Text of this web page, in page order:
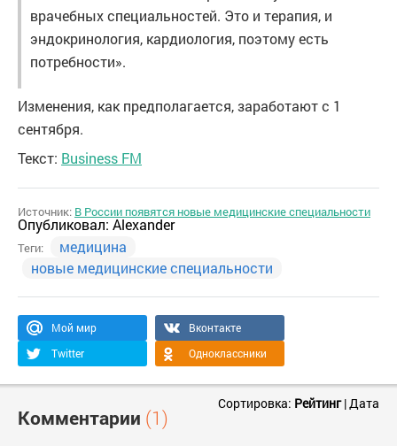
врачебных специальностей. Это и терапия, и
эндокринология, кардиология, поэтому есть
потребности».
Изменения, как предполагается, заработают с 1
сентября.
Текст: Business FM
Источник: В России появятся новые медицинские специальности
Опубликовал: Alexander
Теги:
медицина
новые медицинские специальности
Мой мир
Вконтакте
Twitter
Одноклассники
Комментарии (1)
Сортировка: Рейтинг|Дата